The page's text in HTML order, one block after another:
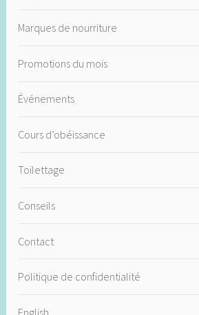
Marques de nourriture
Promotions du mois
Événements
Cours d’obéissance
Toilettage
Conseils
Contact
Politique de confidentialité
English